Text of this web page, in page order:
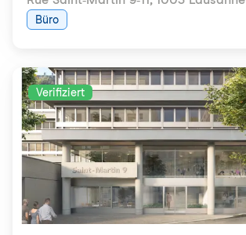
Büro
Verifiziert